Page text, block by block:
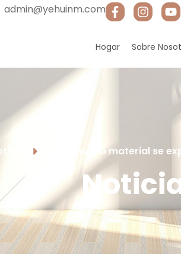
admin@yehuinm.com
Hogar Sobre
Yehui nuevo material se